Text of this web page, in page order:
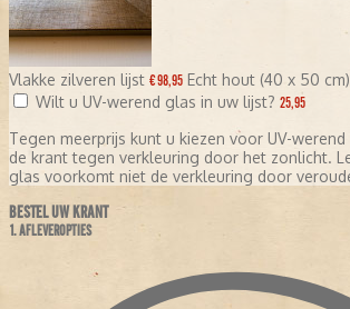
Vlakke zilveren lijst € 98,95 Echt hout (40 x 50 cm)
Wilt u UV-werend glas in uw lijst? 25,95
Tegen meerprijs kunt u kiezen voor UV-
de krant tegen verkleuring door het zonlicht.
glas voorkomt niet de verkleuring door
BESTEL UW KRANT
1. AFLEVEROPTIES